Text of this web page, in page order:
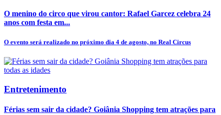
O menino do circo que virou cantor: Rafael Garcez celebra 24
anos com festa em...
O evento será realizado no próximo dia 4 de agosto, no Real Circus
Entretenimento
Férias sem sair da cidade? Goiânia Shopping tem atrações para